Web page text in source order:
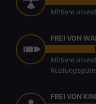
Mittlere
FREI VON
Mittlere
FREI VON